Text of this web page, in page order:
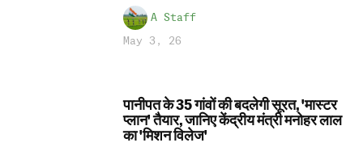
A Staff
May 3, 26
पानीपत के 35 गांवों की बदलेगी सूरत, 'मास्टर
प्लान' तैयार, जानिए केंद्रीय मंत्री मनोहर लाल
का 'मिशन विलेज'